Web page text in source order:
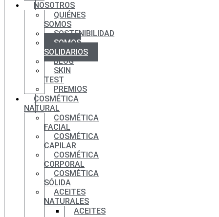
NOSOTROS
QUIÉNES
SOMOS
SOSTENIBILIDAD
SOMOS
SOLIDARIOS
BLOG
SKIN
TEST
PREMIOS
COSMÉTICA
NATURAL
COSMÉTICA
FACIAL
COSMÉTICA
CAPILAR
COSMÉTICA
CORPORAL
COSMÉTICA
SÓLIDA
ACEITES
NATURALES
ACEITES